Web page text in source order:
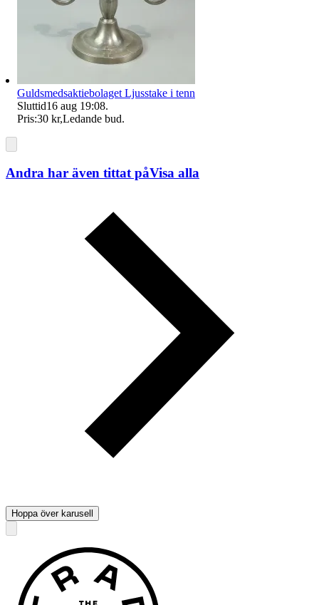
Guldsmedsaktiebolaget Ljusstake i tenn
Sluttid16 aug 19:08.
Pris:30 kr,Ledande bud.
Andra har även tittat påVisa alla
Hoppa över karusell